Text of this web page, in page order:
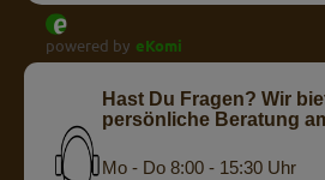
powered by eKomi
Hast Du Fragen? Wir
persönliche Beratung
Mo - Do 8:00 - 15:30 Uhr